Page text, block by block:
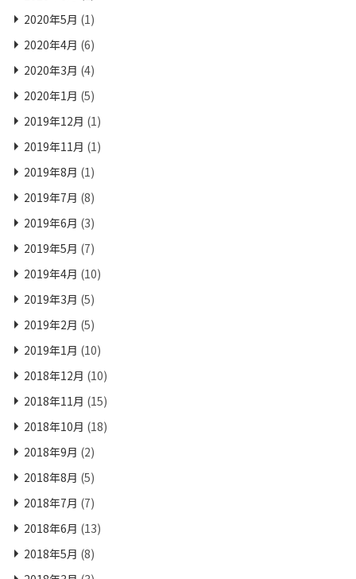
2020年5月 (1)
2020年4月 (6)
2020年3月 (4)
2020年1月 (5)
2019年12月 (1)
2019年11月 (1)
2019年8月 (1)
2019年7月 (8)
2019年6月 (3)
2019年5月 (7)
2019年4月 (10)
2019年3月 (5)
2019年2月 (5)
2019年1月 (10)
2018年12月 (10)
2018年11月 (15)
2018年10月 (18)
2018年9月 (2)
2018年8月 (5)
2018年7月 (7)
2018年6月 (13)
2018年5月 (8)